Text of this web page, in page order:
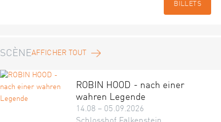
BILLETS
SCÈNEAFFICHER TOUT
ROBIN HOOD - nach einer
wahren Legende
14.08 – 05.09.2026